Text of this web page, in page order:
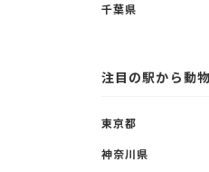
千葉県
注目の駅から動
東京都
神奈川県